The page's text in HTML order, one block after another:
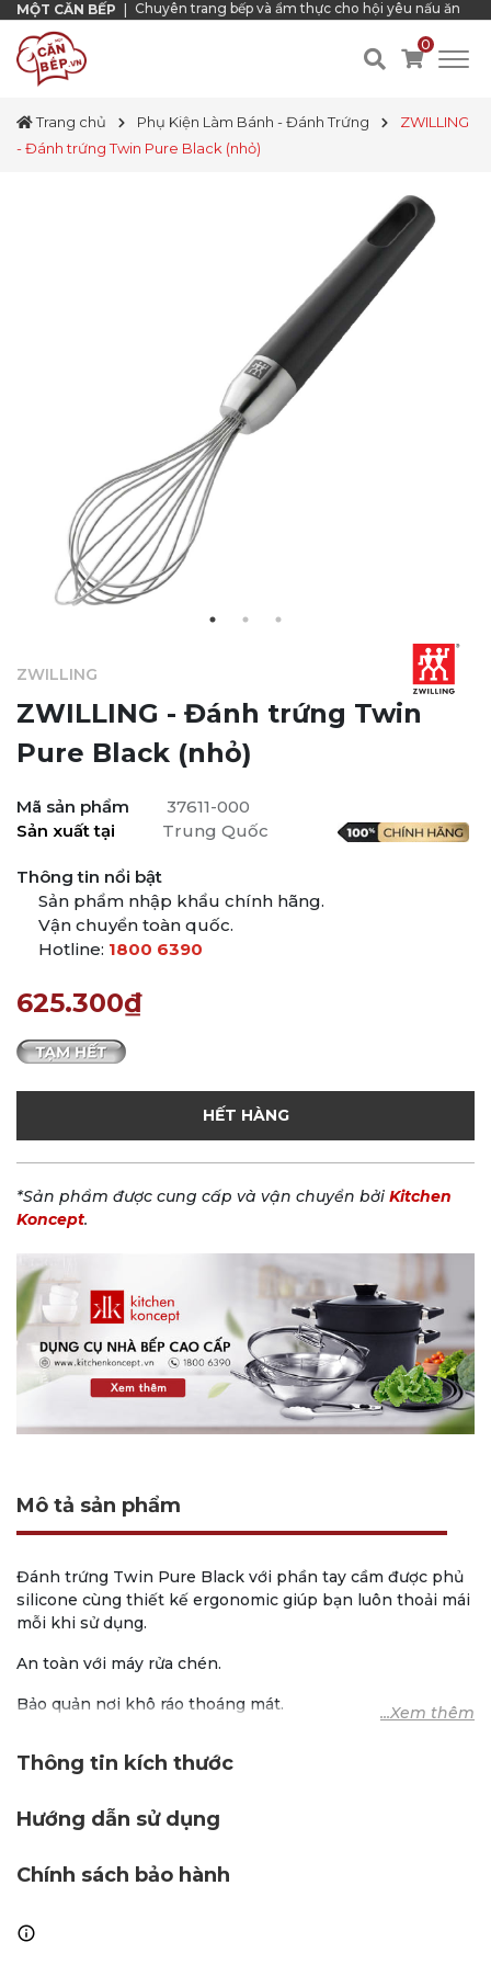
MỘT CĂN BẾP Chuyên trang bếp và ẩm thực cho hội yêu nấu ăn
0
Trang chủ Phụ Kiện Làm Bánh - Đánh Trứng
ZWILLING
- Đánh trứng Twin Pure Black (nhỏ)
ZWILLING
ZWILLING - Đánh trứng Twin
Pure Black (nhỏ)
Mã sản phẩm
37611-000
Sản xuất tại
Trung Quốc
Thông tin nổi bật
Sản phẩm nhập khẩu chính hãng.
Vận chuyển toàn quốc.
Hotline: 1800 6390
625.300₫
HẾT HÀNG
*Sản phẩm được cung cấp và vận chuyển bởi Kitchen
Koncept.
Mô tả sản phẩm
Đánh trứng Twin Pure Black với phần tay cầm được phủ
silicone cùng thiết kế ergonomic giúp bạn luôn thoải mái
mỗi khi sử dụng.
An toàn với máy rửa chén.
Bảo quản nơi khô ráo thoáng mát.
Sản phẩm không bảo hành.
Sử Dụng:
Bảo Quản:
Thông tin kích thước
Hướng dẫn sử dụng
Chính sách bảo hành